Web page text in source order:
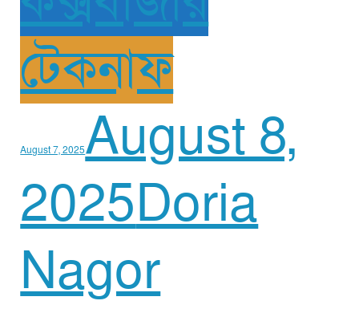
টেকনাফ
August 7, 2025August 8,
2025Doria
Nagor